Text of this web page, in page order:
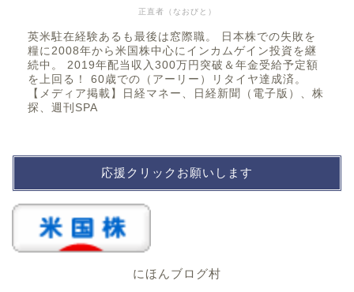
正直者（なおびと）
英米駐在経験あるも最後は窓際職。 日本株での失敗を
糧に2008年から米国株中心にインカムゲイン投資を継
続中。 2019年配当収入300万円突破＆年金受給予定額
を上回る！ 60歳での（アーリー）リタイヤ達成済。
【メディア掲載】日経マネー、日経新聞（電子版）、株
探、週刊SPA
応援クリックお願いします
にほんブログ村